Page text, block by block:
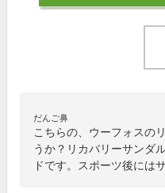
だんご鼻
こちらの、ウーフォスの
うか？リカバリーサンダ
ドです。スポーツ後には